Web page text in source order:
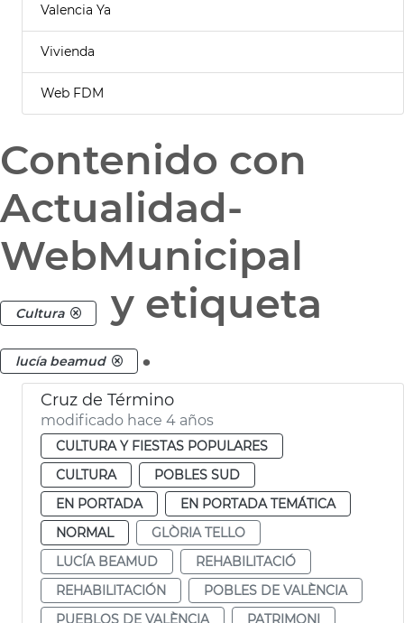
Valencia Ya
Vivienda
Web FDM
Contenido con
Actualidad-
WebMunicipal
Cultura y etiqueta
lucía beamud .
Cruz de Término
modificado hace 4 años
CULTURA Y FIESTAS POPULARES
CULTURA
POBLES SUD
EN PORTADA
EN PORTADA TEMÁTICA
NORMAL
GLÒRIA TELLO
LUCÍA BEAMUD
REHABILITACIÓ
REHABILITACIÓN
POBLES DE VALÈNCIA
PUEBLOS DE VALÈNCIA
PATRIMONI